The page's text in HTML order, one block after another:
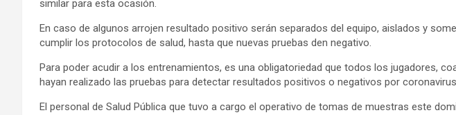
similar para esta ocasión.
En caso de algunos arrojen resultado positivo serán separados del equipo, aislados y
cumplir los protocolos de salud, hasta que nuevas pruebas den negativo.
Para poder acudir a los entrenamientos, es una obligatoriedad que todos los jugadores,
hayan realizado las pruebas para detectar resultados positivos o negativos por
El personal de Salud Pública que tuvo a cargo el operativo de tomas de muestras este